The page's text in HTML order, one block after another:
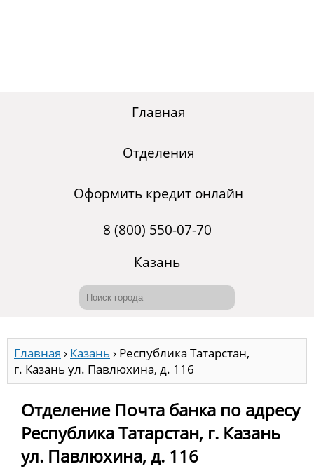
Главная
Отделения
Оформить кредит онлайн
8 (800) 550-07-70
Казань
Главная › Казань › Республика Татарстан,
г. Казань ул. Павлюхина, д. 116
Отделение Почта банка по адресу
Республика Татарстан, г. Казань
ул. Павлюхина, д. 116